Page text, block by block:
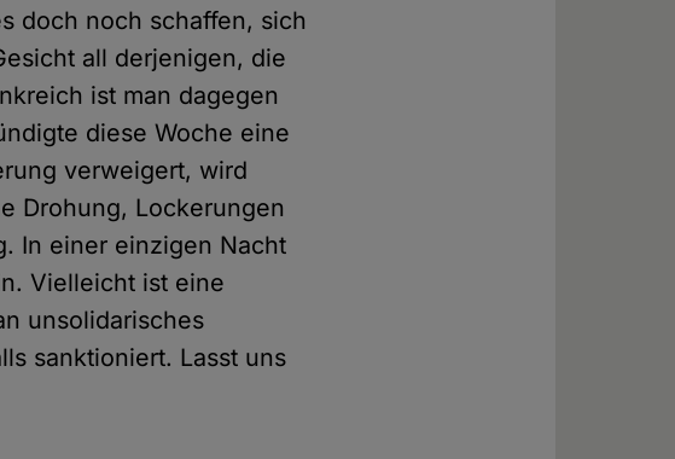
doch noch schaffen, sich
all derjenigen, die
ist man dagegen
diese Woche eine
verweigert, wird
Drohung, Lockerungen
In einer einzigen Nacht
Vielleicht ist eine
unsolidarisches
sanktioniert. Lasst uns